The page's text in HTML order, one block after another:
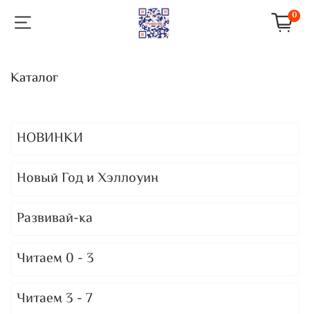
0
Каталог
НОВИНКИ
Новый Год и Хэллоуин
Развивай-ка
Читаем 0 - 3
Читаем 3 - 7